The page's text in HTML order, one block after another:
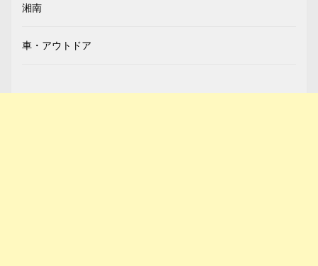
湘南
車・アウトドア